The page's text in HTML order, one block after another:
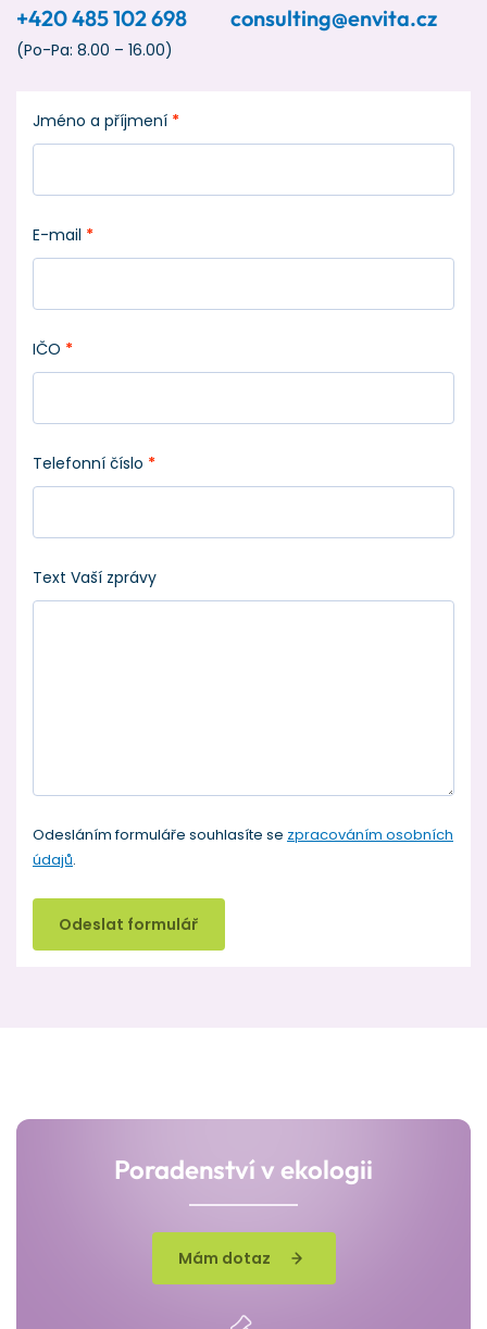
+420 485 102 698
(Po-Pa: 8.00 – 16.00)
consulting@envita.cz
Jméno a příjmení *
E-mail *
IČO *
Telefonní číslo *
Text Vaší zprávy
Odesláním formuláře souhlasíte se zpracováním osobních
údajů.
Odeslat formulář
Poradenství v ekologii
Mám dotaz